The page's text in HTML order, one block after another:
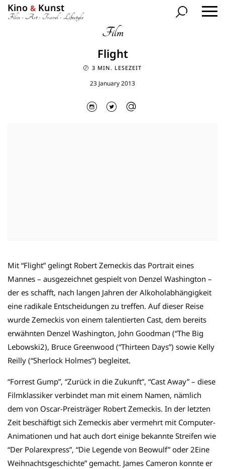
Kino & Kunst
Film • Art • Travel • Lifestyle
Film
Flight
3 MIN. LESEZEIT
23 January 2013
Mit “Flight” gelingt Robert Zemeckis das Portrait eines
Mannes – ausgezeichnet gespielt von Denzel Washington –
der es schafft, nach langen Jahren der Alkoholabhängigkeit
eine radikale Entscheidungen zu treffen. Auf dieser Reise
wurde Zemeckis von einem talentierten Cast, dem bereits
erwähnten Denzel Washington, John Goodman (“The Big
Lebowski2), Bruce Greenwood (“Thirteen Days”) sowie Kelly
Reilly (“Sherlock Holmes”) begleitet.
“Forrest Gump”, “Zurück in die Zukunft”, “Cast Away” – diese
Filmklassiker verbindet man mit einem Namen, nämlich
dem von Oscar-Preisträger Robert Zemeckis. In der letzten
Zeit beschäftigt sich Zemeckis aber vermehrt mit Computer-
Animationen und hat auch dort einige bekannte Streifen wie
“Der Polarexpress”, “Die Legende von Beowulf” oder 2Eine
Weihnachtsgeschichte” gemacht. James Cameron konnte er